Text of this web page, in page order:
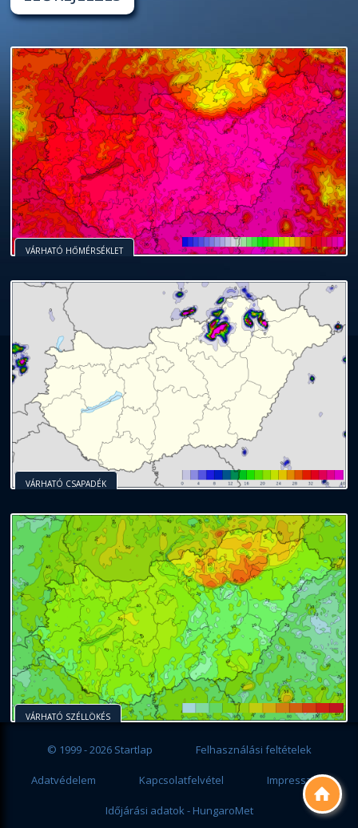

VÁRHATÓ HŐMÉRSÉKLET
VÁRHATÓ CSAPADÉK
VÁRHATÓ SZÉLLÖKÉS
© 1999 - 2026 Startlap Felhasználási feltételek
Adatvédelem Kapcsolatfelvétel Impresszum
Időjárási adatok - HungaroMet